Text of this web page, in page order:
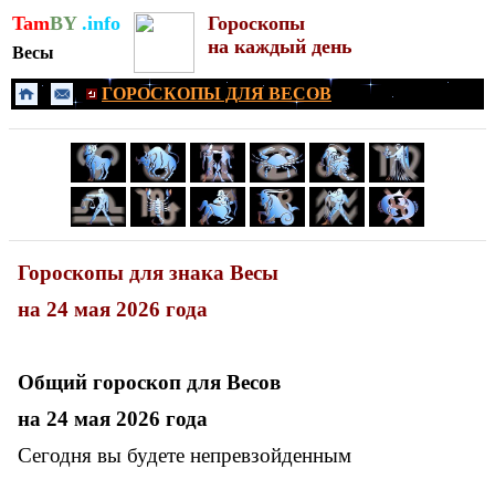
TamBY.info
Весы
Гороскопы
на каждый день
ГОРОСКОПЫ ДЛЯ ВЕСОВ
Гороскопы для знака Весы
на 24 мая 2026 года
Общий гороскоп для Весов
на 24 мая 2026 года
Сегодня вы будете непревзойденным